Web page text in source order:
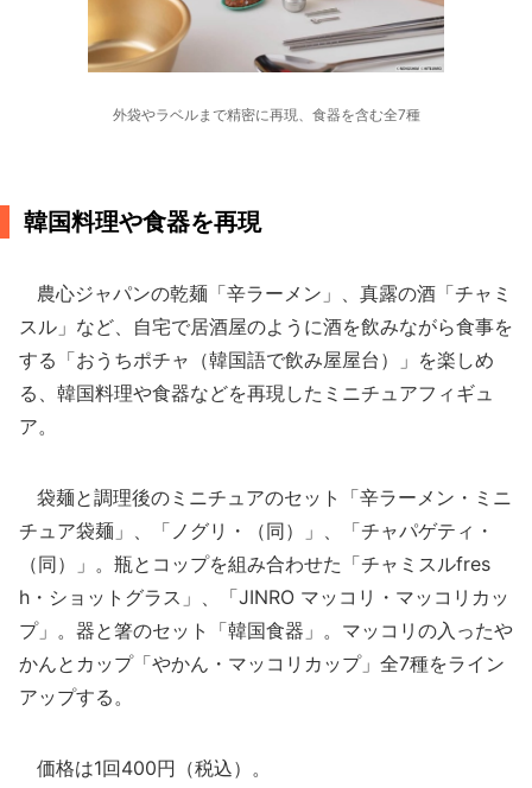
外袋やラベルまで精密に再現、食器を含む全7種
韓国料理や食器を再現
農心ジャパンの乾麺「辛ラーメン」、真露の酒「チャミ
スル」など、自宅で居酒屋のように酒を飲みながら食事を
する「おうちポチャ（韓国語で飲み屋屋台）」を楽しめ
る、韓国料理や食器などを再現したミニチュアフィギュ
ア。
袋麺と調理後のミニチュアのセット「辛ラーメン・ミニ
チュア袋麺」、「ノグリ・（同）」、「チャパゲティ・
（同）」。瓶とコップを組み合わせた「チャミスルfres
h・ショットグラス」、「JINRO マッコリ・マッコリカッ
プ」。器と箸のセット「韓国食器」。マッコリの入ったや
かんとカップ「やかん・マッコリカップ」全7種をライン
アップする。
価格は1回400円（税込）。